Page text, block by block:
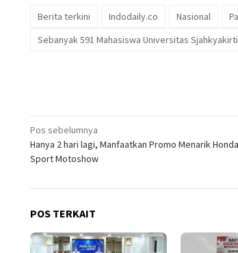
Berita terkini Indodaily.co Nasional
Sebanyak 591 Mahasiswa Universitas
Navigasi
pos
Pos sebelumnya
Hanya 2 hari lagi, Manfaatkan Promo Menarik Honda
Sport Motoshow
POS TERKAIT